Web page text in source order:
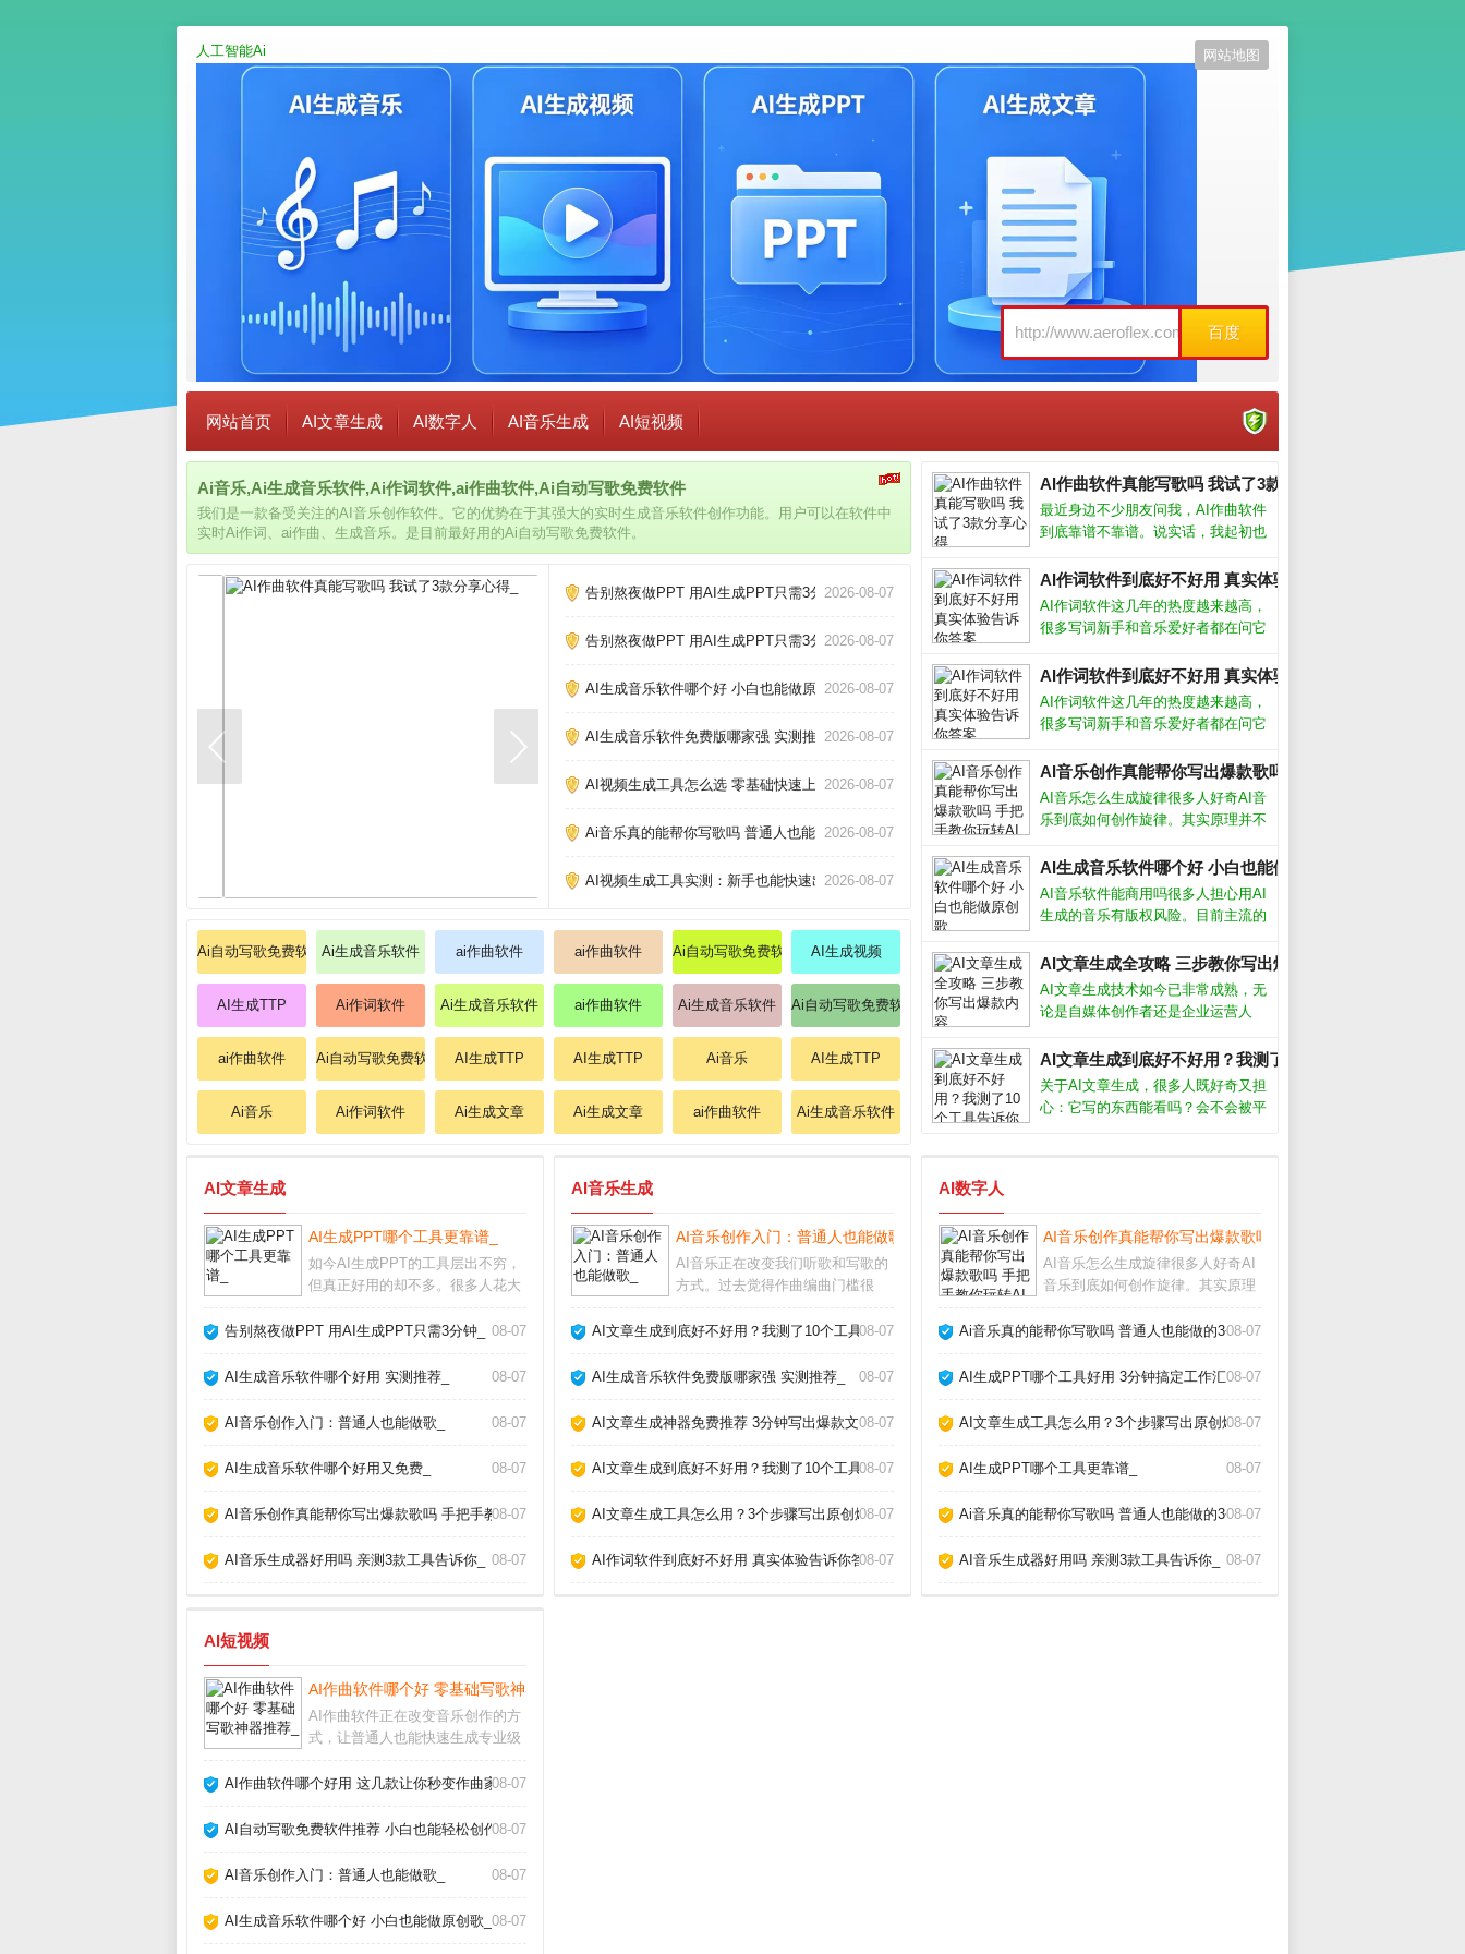
人工智能Ai
百度
网站地图
网站首页 AI文章生成 AI数字人 AI音乐生成 AI短视频
Ai音乐,Ai生成音乐软件,Ai作词软件,ai作曲软件,Ai自动写歌免费软件
我们是一款备受关注的AI音乐创作软件。它的优势在于其强大的实时生成音乐软件创作功能。用户可以在软件中
实时Ai作词、ai作曲、生成音乐。是目前最好用的Ai自动写歌免费软件。
告别熬夜做PPT 用AI生成PPT只需3分钟_2026-08-07
告别熬夜做PPT 用AI生成PPT只需3分钟_2026-08-07
AI生成音乐软件哪个好 小白也能做原创歌_2026-08-07
AI生成音乐软件免费版哪家强 实测推荐_2026-08-07
AI视频生成工具怎么选 零基础快速上手攻略_
2026-08-07
Ai音乐真的能帮你写歌吗 普通人也能做的3个神器_
2026-08-07
AI视频生成工具实测：新手也能快速出片_2026-08-07
Ai自动写歌免费软件Ai生成音乐软件 ai作曲软件 ai作曲软件 Ai自动写歌免费软件 AI生成视频
AI生成TTP Ai作词软件 Ai生成音乐软件 ai作曲软件 Ai生成音乐软件 Ai自动写歌免费软件
ai作曲软件 Ai自动写歌免费软件 AI生成TTP AI生成TTP Ai音乐 AI生成TTP
Ai音乐 Ai作词软件 Ai生成文章 Ai生成文章 ai作曲软件 Ai生成音乐软件
AI作曲软件真能写歌吗 我试了3款分享心得_
最近身边不少朋友问我，AI作曲软件
到底靠谱不靠谱。说实话，我起初也
后，发现它们确实能快速生成旋律和
伴奏，尤其适合没学过乐理的新手。
今天就把我的真实体验和挑选方法分
AI作词软件到底好不好用 真实体验告诉你答案_
AI作词软件这几年的热度越来越高，
很多写词新手和音乐爱好者都在问它
验来看，它确实能帮我们快速生成歌
词框架，但要想写出真正打动人心的
句子，还得靠人工打磨。AI作词软件
AI作词软件到底好不好用 真实体验告诉你答案_
AI作词软件这几年的热度越来越高，
很多写词新手和音乐爱好者都在问它
验来看，它确实能帮我们快速生成歌
词框架，但要想写出真正打动人心的
句子，还得靠人工打磨。AI作词软件
AI音乐创作真能帮你写出爆款歌吗 手把手教你玩转AI作歌_
AI音乐怎么生成旋律很多人好奇AI音
乐到底如何创作旋律。其实原理并不
奏、和弦走向和音高变化，逐渐掌握
了人类音乐的基本规律。你只需输入
风格关键词，比如“忧伤的钢琴曲”或
AI生成音乐软件哪个好 小白也能做原创歌_
AI音乐软件能商用吗很多人担心用AI
生成的音乐有版权风险。目前主流的
Udio，都允许付费用户将生成的音乐
用于商业用途，但免费版通常只能个
人使用。不同平台的具体条款差异很
AI文章生成全攻略 三步教你写出爆款内容_
AI文章生成技术如今已非常成熟，无
论是自媒体创作者还是企业运营人
容。但很多人只停留在“复制粘贴”层
面，浪费了这个强大工具的真正潜
力。要想让AI写出符合需求、有深
AI文章生成到底好不好用？我测了10个工具告诉你真相_
关于AI文章生成，很多人既好奇又担
心：它写的东西能看吗？会不会被平
AI文章生成
AI生成PPT哪个工具更靠谱_
如今AI生成PPT的工具层出不穷，
但真正好用的却不多。很多人花大
直接用AI一键生成。本文结合我使
那些“假智能”的坑，找到最适合自
告别熬夜做PPT 用AI生成PPT只需3分钟_ 08-07
AI生成音乐软件哪个好用 实测推荐_ 08-07
AI音乐创作入门：普通人也能做歌_ 08-07
AI生成音乐软件哪个好用又免费_ 08-07
AI音乐创作真能帮你写出爆款歌吗 手把手教你玩转AI作歌_
08-07
AI音乐生成器好用吗 亲测3款工具告诉你_ 08-07
AI音乐生成
AI音乐创作入门：普通人也能做歌_
AI音乐正在改变我们听歌和写歌的
方式。过去觉得作曲编曲门槛很
不懂乐理也能快速生成完整的伴奏
让音乐创作变得人人可尝试。AI音
AI文章生成到底好不好用？我测了10个工具告诉你真相_
08-07
AI生成音乐软件免费版哪家强 实测推荐_ 08-07
AI文章生成神器免费推荐 3分钟写出爆款文章_
08-07
AI文章生成到底好不好用？我测了10个工具告诉你真相_
08-07
AI文章生成工具怎么用？3个步骤写出原创爆款_
08-07
AI作词软件到底好不好用 真实体验告诉你答案_
08-07
AI数字人
AI音乐创作真能帮你写出爆款歌吗 手把手教你玩转AI作歌_
AI音乐怎么生成旋律很多人好奇AI
音乐到底如何创作旋律。其实原理
曲的节奏、和弦走向和音高变化，
你只需输入风格关键词，比如“忧伤
Ai音乐真的能帮你写歌吗 普通人也能做的3个神器_
08-07
AI生成PPT哪个工具好用 3分钟搞定工作汇报_
08-07
AI文章生成工具怎么用？3个步骤写出原创爆款_
08-07
AI生成PPT哪个工具更靠谱_ 08-07
Ai音乐真的能帮你写歌吗 普通人也能做的3个神器_
08-07
AI音乐生成器好用吗 亲测3款工具告诉你_ 08-07
AI短视频
AI作曲软件哪个好 零基础写歌神器推荐_
AI作曲软件正在改变音乐创作的方
式，让普通人也能快速生成专业级
还是资深制作人，这类工具都能帮
用大多数AI作曲软件操作非常简
AI作曲软件哪个好用 这几款让你秒变作曲家_08-07
AI自动写歌免费软件推荐 小白也能轻松创作_08-07
AI音乐创作入门：普通人也能做歌_ 08-07
AI生成音乐软件哪个好 小白也能做原创歌_ 08-07